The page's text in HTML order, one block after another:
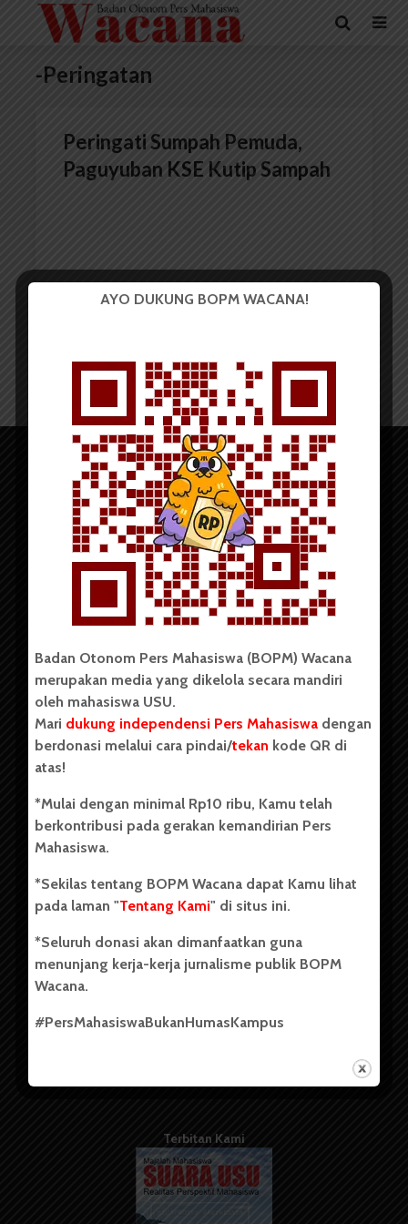
-Peringatan
Peringati Sumpah Pemuda,
Paguyuban KSE Kutip Sampah
Copyright © 2023. All rights reserved BOPM WACANA.
Badan Otonom Pers Mahasiswa (BOPM) Wacana merupakan
pers mahasiswa yang berdiri di luar kampus dan dikelola
secara mandiri oleh mahasiswa Universitas Sumatera Utara
(USU). Sebelumnya BOPM Wacana merupakan salah satu
Unit Kegiatan Mahasiswa (UKM) di Universitas Sumatera
berdiri pada 1 Juli 1995.
Kontribusi
Info Iklan
Pedoman Media Siber
Kode Etik Jurnalistik
Terbitan Kami
AYO DUKUNG BOPM WACANA!
Badan Otonom Pers Mahasiswa (BOPM) Wacana
merupakan media yang dikelola secara mandiri
oleh mahasiswa USU.
Mari dukung independensi Pers Mahasiswa dengan
berdonasi melalui cara pindai/tekan kode QR di
atas!
*Mulai dengan minimal Rp10 ribu, Kamu telah
berkontribusi pada gerakan kemandirian Pers
Mahasiswa.
*Sekilas tentang BOPM Wacana dapat Kamu lihat
pada laman "Tentang Kami" di situs ini.
*Seluruh donasi akan dimanfaatkan guna
menunjang kerja-kerja jurnalisme publik BOPM
Wacana.
#PersMahasiswaBukanHumasKampus